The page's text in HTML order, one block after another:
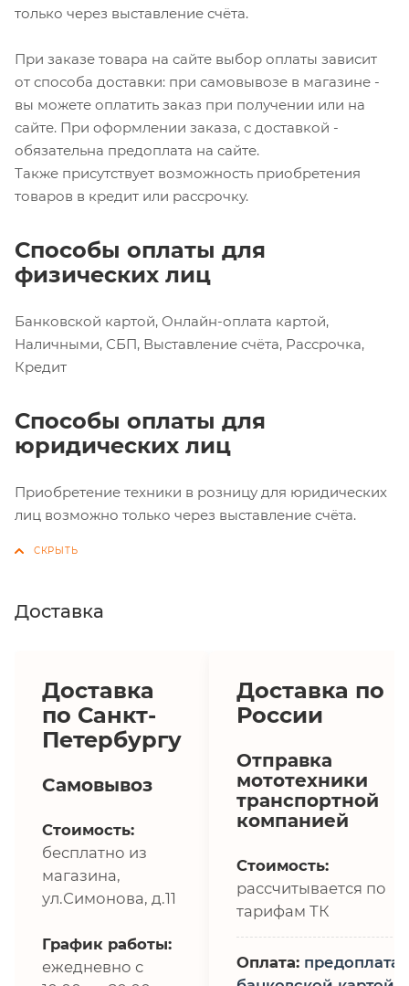
только через выставление счёта.
При заказе товара на сайте выбор оплаты зависит
от способа доставки: при самовывозе в магазине -
вы можете оплатить заказ при получении или на
сайте. При оформлении заказа, с доставкой -
обязательна предоплата на сайте.
Также присутствует возможность приобретения
товаров в кредит или рассрочку.
Способы оплаты для
физических лиц
Банковской картой, Онлайн-оплата картой,
Наличными, СБП, Выставление счёта, Рассрочка,
Кредит
Способы оплаты для
юридических лиц
Приобретение техники в розницу для юридических
лиц возможно только через выставление счёта.
Доставка
Доставка
по Санкт-
Петербургу
Самовывоз
Стоимость:
бесплатно из
магазина,
ул.Симонова, д.11
График работы:
ежедневно с
Доставка по
России
Отправка
мототехники
транспортной
компанией
Стоимость:
рассчитывается по
тарифам ТК
Оплата: предоплата,